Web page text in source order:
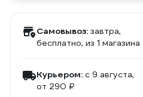
Самовывоз: завтра,
бесплатно, из 1 магазина
Курьером: c 9 августа,
от 290 ₽